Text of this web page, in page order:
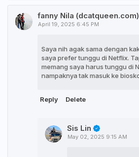
fanny Nila (dcatqueen.com)
April 19, 2025 6:45 PM
Saya nih agak sama dengan
saya prefer tunggu di Netflix.
memang saya harus tunggu di
nampaknya tak masuk ke
Reply Delete
Sis Lin
May 02, 2025 9:15 AM